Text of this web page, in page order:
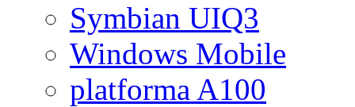
Symbian UIQ3
Windows Mobile
platforma A100